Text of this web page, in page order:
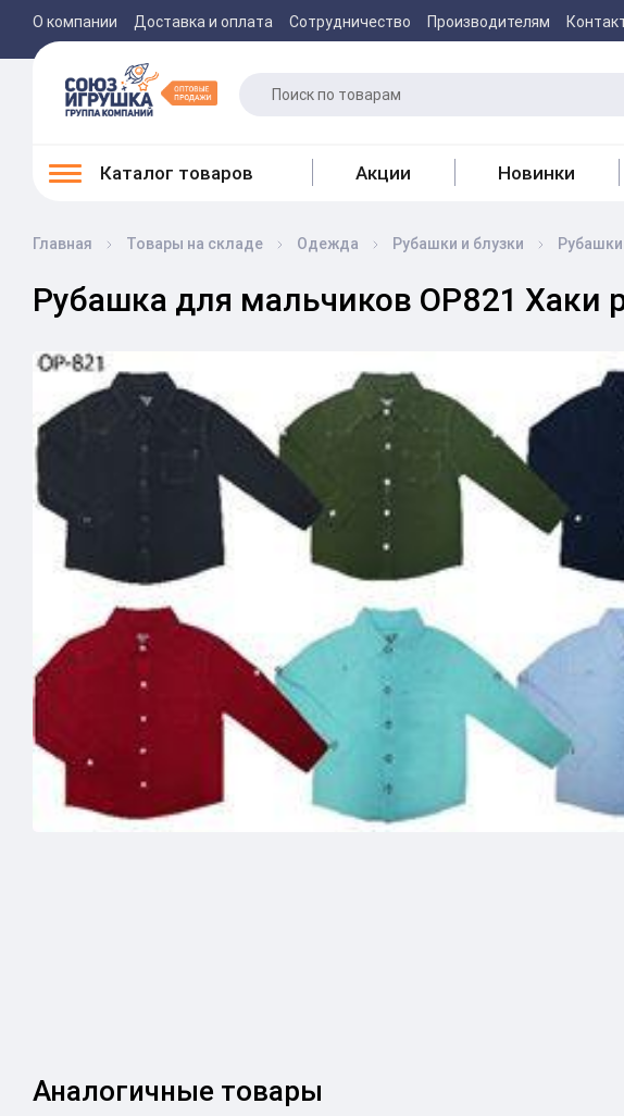
О компании Доставка и оплата Сотрудничество Производителям
Каталог товаров Акции Новинки
Главная Товары на складе Одежда Рубашки и блузки Рубашки
Рубашка для мальчиков ОР821 Хаки
Аналогичные товары